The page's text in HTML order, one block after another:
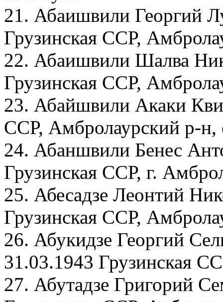
21. Абаишвили Георгий
Грузинская ССР,
22. Абаишвили Шалва
Грузинская ССР,
23. Абайшвили Акаки
ССР, Амбролаурский р-н,
24. Абаншвили Бенес
Грузинская ССР, г.
25. Абесадзе Леонтий
Грузинская ССР,
26. Абукидзе Георгий
31.03.1943 Грузинская
27. Абутадзе Григорий